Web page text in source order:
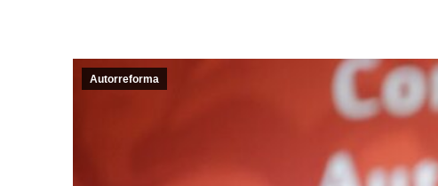
Autorreforma